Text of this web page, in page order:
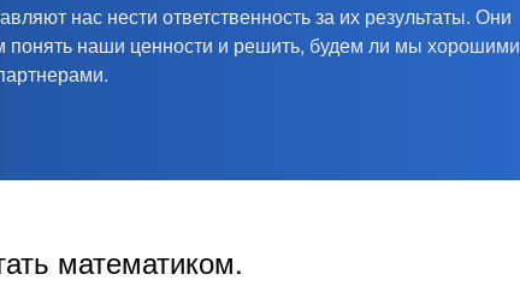
нас нести ответственность за их результаты. Они
понять наши ценности и решить, будем ли мы хорошими
математиком.